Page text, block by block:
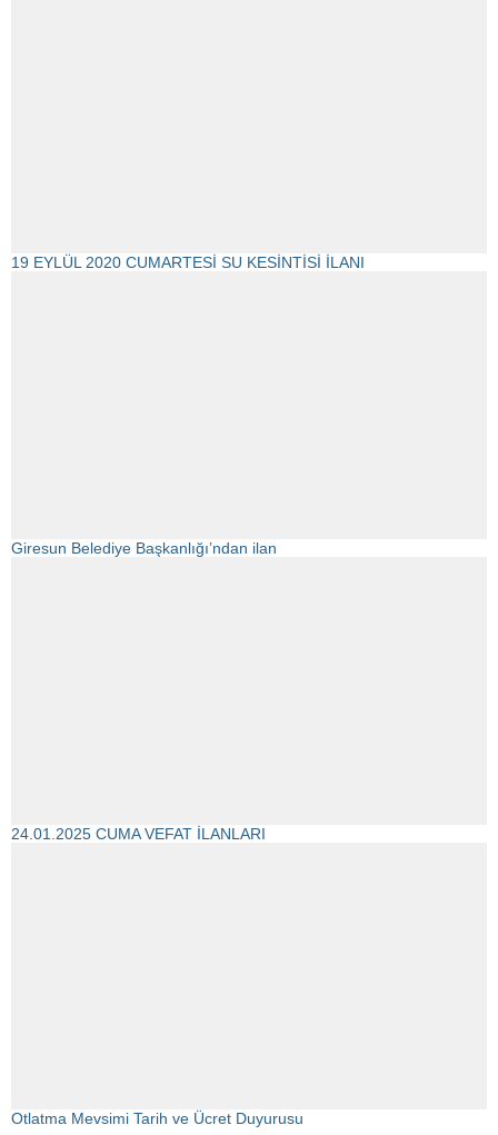
19 EYLÜL 2020 CUMARTESİ SU KESİNTİSİ İLANI
Giresun Belediye Başkanlığı’ndan ilan
24.01.2025 CUMA VEFAT İLANLARI
Otlatma Mevsimi Tarih ve Ücret Duyurusu